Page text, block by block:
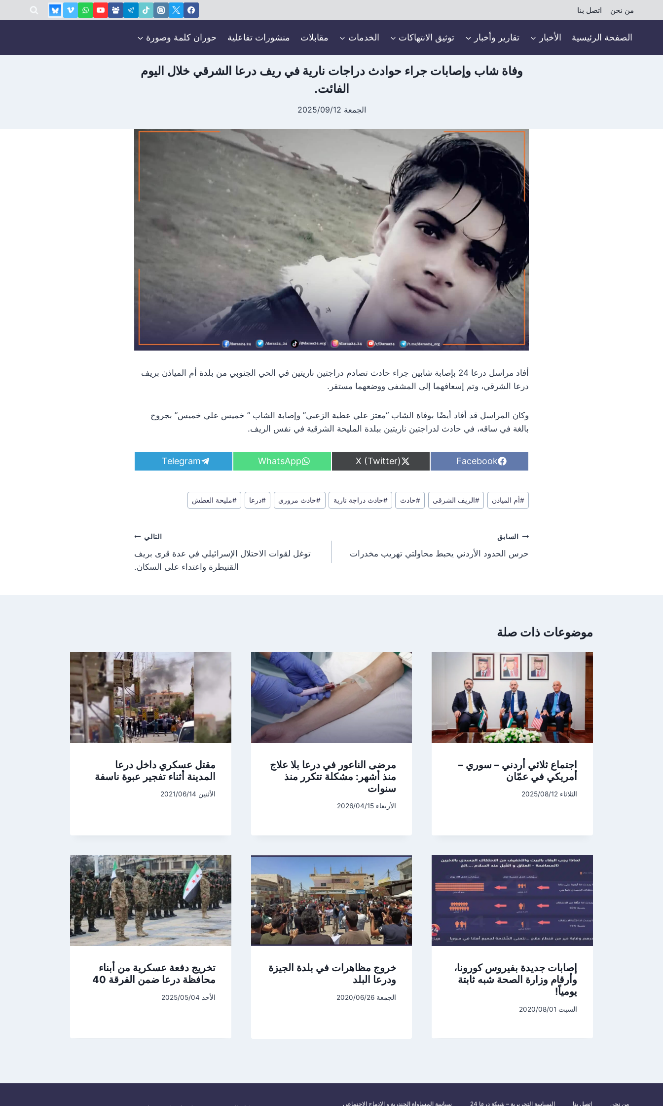
إلى
من نحن اتصل بنا
الصفحة الرئيسية الأخبار تقارير وأخبار توثيق الانتهاكات الخدمات مقابلات منشورات تفاعلية حوران كلمة وصورة
وفاة شاب وإصابات جراء حوادث دراجات نارية في ريف درعا الشرقي خلال اليوم
الفائت.
الجمعة 2025/09/12
أفاد مراسل درعا 24 بإصابة شابين جراء حادث تصادم دراجتين ناريتين في الحي الجنوبي من بلدة أم المياذن بريف
درعا الشرقي، وتم إسعافهما إلى المشفى ووضعهما مستقر.
وكان المراسل قد أفاد أيضًا بوفاة الشاب “معتز علي عطية الزعبي” وإصابة الشاب ” خميس علي خميس” بجروح
بالغة في ساقه، في حادث لدراجتين ناريتين ببلدة المليحة الشرقية في نفس الريف.
S
h
e
o
Facebook
S
h
o
X (Twitter)
S
h
o
WhatsApp
S
h
e
o
Telegram
وسوم
المقال:
#أم المياذن #الريف الشرقي #حادث #حادث دراجة نارية #حادث مروري #درعا #مليحة العطش
تصفّح
المقالات
السابق
حرس الحدود الأردني يحبط محاولتي تهريب مخدرات
التالي
توغل لقوات الاحتلال الإسرائيلي في عدة قرى بريف
القنيطرة واعتداء على السكان.
موضوعات ذات صلة
اجتماع ثلاثي أردني – سوري –
أمريكي في عمّان
الثلاثاء 2025/08/12
مرضى الناعور في درعا بلا علاج
منذ أشهر: مشكلة تتكرر منذ
سنوات
الأربعاء 2026/04/15
مقتل عسكري داخل درعا
المدينة أثناء تفجير عبوة ناسفة
الأثنين 2021/06/14
إصابات جديدة بفيروس كورونا،
وأرقام وزارة الصحة شبه ثابتة
يومياً!
السبت 2020/08/01
خروج مظاهرات في بلدة الجيزة
ودرعا البلد
الجمعة 2020/06/26
تخريج دفعة عسكرية من أبناء
محافظة درعا ضمن الفرقة 40
الأحد 2025/05/04
من نحن اتصل بنا السياسة التحريرية – شبكة درعا 24 سياسة المساواة الجندرية و الادماج الاجتماعي